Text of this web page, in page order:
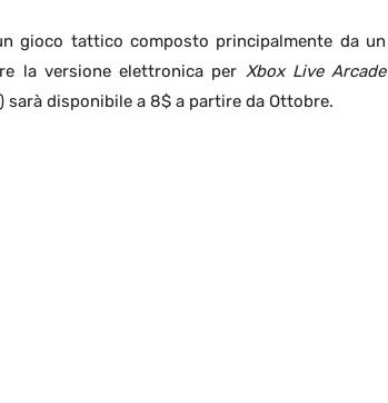
gioco tattico composto principalmente da un
la versione elettronica per Xbox Live Arcade
) sarà disponibile a 8$ a partire da Ottobre.